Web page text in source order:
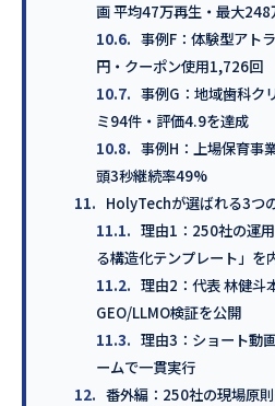
画 平均47万再生・最大248
10.6. 事例F：体験型アト
円・クーポン使用1,726回
10.7. 事例G：地域歯科ク
ミ94件・評価4.9を達成
10.8. 事例H：上場保育事
頭3秒継続率49%
11. HolyTechが選ばれる3つ
11.1. 理由1：250社の運
る構造化テンプレート」を
11.2. 理由2：代表 林健斗
GEO/LLMO検証を公開
11.3. 理由3：ショート動
ームで一貫実行
12. 番外編：250社の現場原